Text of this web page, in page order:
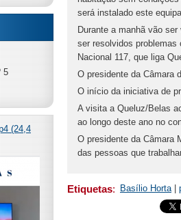
será instalado este
Durante a manhã vão
ser resolvidos problemas
Nacional 117, que liga
O presidente da Câmara
O início da iniciativa de
A visita a Queluz/Belas
ao longo deste ano no
O presidente da Câmara
das pessoas que
Etiquetas: Basílio Horta
5
(24,4